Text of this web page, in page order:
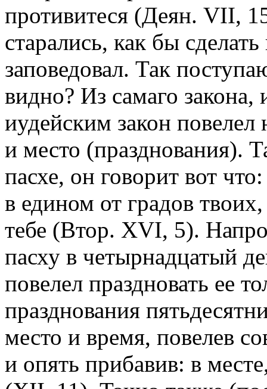
противитеся (Деян. VII,
старались, как бы
заповедовал. Так
видно? Из самаго
иудейским закон
и место (празднования).
пасхе, он говорит вот
в едином от градов
тебе (Втор. XVI, 5).
пасху в четырнадцатый
повелел праздновать ее
празднования
место и время, повелев
и опять прибавив: в